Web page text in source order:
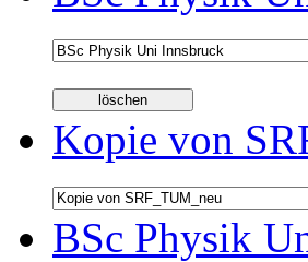
Kopie von
BSc Physik